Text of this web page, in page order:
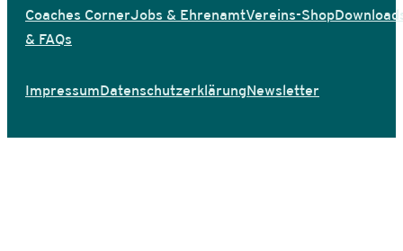
Coaches CornerJobs & EhrenamtVereins-Shop
& FAQs
ImpressumDatenschutzerklärungNewsletter